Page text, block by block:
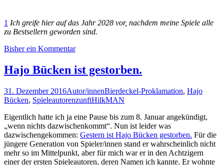
1 Ich greife hier auf das Jahr 2028 vor, nachdem meine Spiele alle
zu Bestsellern geworden sind.
Bisher ein Kommentar
Hajo Bücken ist gestorben.
31. Dezember 2016Autor/innenBierdeckel-Proklamation, Hajo
Bücken, SpieleautorenzunftHilkMAN
Eigentlich hatte ich ja eine Pause bis zum 8. Januar angekündigt,
„wenn nichts dazwischenkommt“. Nun ist leider was
dazwischengekommen: Gestern ist Hajo Bücken gestorben. Für die
jüngere Generation von Spieler/innen stand er wahrscheinlich nicht
mehr so im Mittelpunkt, aber für mich war er in den Achtzigern
einer der ersten Spieleautoren, deren Namen ich kannte. Er wohnte